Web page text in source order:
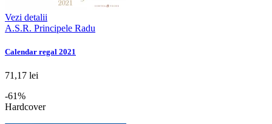
Vezi detalii
A.S.R. Principele Radu
Calendar regal 2021
71,17 lei
-61%
Hardcover